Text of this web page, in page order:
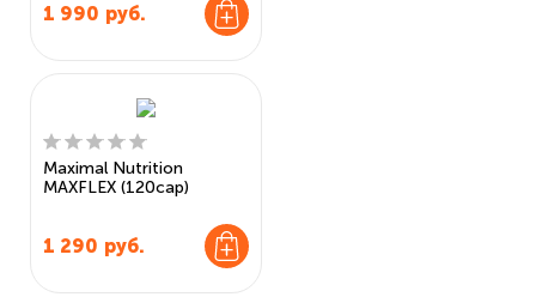
1 990 руб.
Maximal Nutrition
MAXFLEX (120cap)
1 290 руб.